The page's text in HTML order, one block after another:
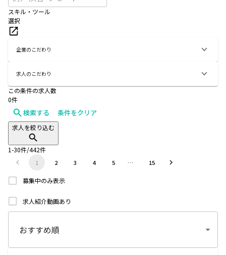
スキル・ツール
選択
企業のこだわり
求人のこだわり
この条件の求人数
0件
検索する 条件をクリア
求人を絞り込む
1-30件/442件
1 2 3 4 5 … 15
募集中のみ表示
求人紹介動画あり